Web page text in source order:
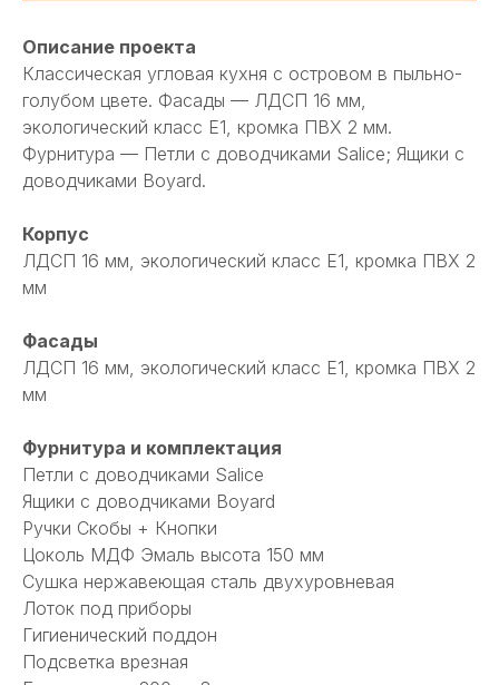
Описание проекта
Классическая угловая кухня с островом в пыльно-
голубом цвете. Фасады — ЛДСП 16 мм,
экологический класс Е1, кромка ПВХ 2 мм.
Фурнитура — Петли с доводчиками Salice; Ящики с
доводчиками Boyard.
Корпус
ЛДСП 16 мм, экологический класс Е1, кромка ПВХ 2
мм
Фасады
ЛДСП 16 мм, экологический класс Е1, кромка ПВХ 2
мм
Фурнитура и комплектация
Петли с доводчиками Salice
Ящики с доводчиками Boyard
Ручки Скобы + Кнопки
Цоколь МДФ Эмаль высота 150 мм
Сушка нержавеющая сталь двухуровневая
Лоток под приборы
Гигиенический поддон
Подсветка врезная